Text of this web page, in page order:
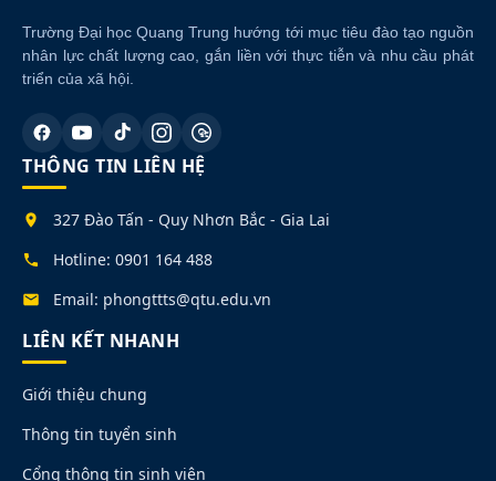
Trường Đại học Quang Trung hướng tới mục tiêu đào tạo nguồn
nhân lực chất lượng cao, gắn liền với thực tiễn và nhu cầu phát
triển của xã hội.
THÔNG TIN LIÊN HỆ
327 Đào Tấn - Quy Nhơn Bắc - Gia Lai
Hotline: 0901 164 488
Email: phongttts@qtu.edu.vn
LIÊN KẾT NHANH
Giới thiệu chung
Thông tin tuyển sinh
Cổng thông tin sinh viên